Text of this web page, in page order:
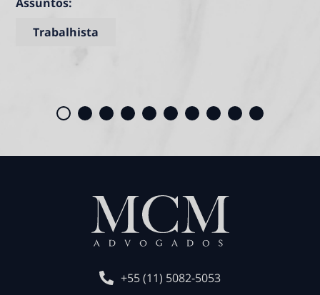
Trabalhista
+55 (11) 5082-5053